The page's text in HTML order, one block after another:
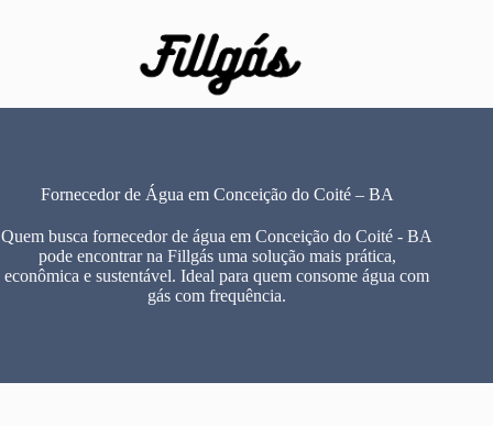
Fornecedor de Água em Conceição do Coité – BA
Quem busca fornecedor de água em Conceição do Coité - BA
pode encontrar na Fillgás uma solução mais prática,
econômica e sustentável. Ideal para quem consome água com
gás com frequência.